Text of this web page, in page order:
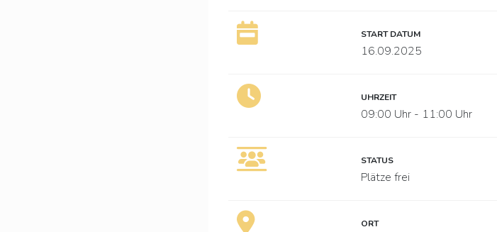
START DATUM
16.09.2025
UHRZEIT
09:00 Uhr - 11:00 Uhr
STATUS
Plätze frei
ORT